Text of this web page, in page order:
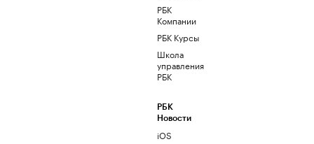
РБК
Компании
РБК Курсы
Школа
управления
РБК
РБК
Новости
iOS